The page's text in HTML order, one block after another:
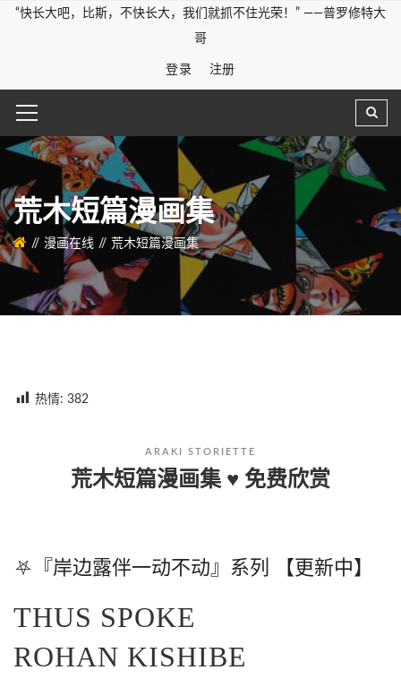
“快长大吧，比斯，不快长大，我们就抓不住光荣！” ——普罗修特大
哥
登录 注册
荒木短篇漫画集
漫画在线 荒木短篇漫画集
热情: 382
ARAKI STORIETTE
荒木短篇漫画集 ♥ 免费欣赏
⛧『岸边露伴一动不动』系列 【更新中】
THUS SPOKE
ROHAN KISHIBE